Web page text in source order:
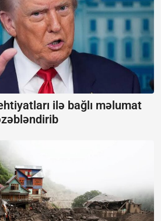
ilə bağlı məlumat